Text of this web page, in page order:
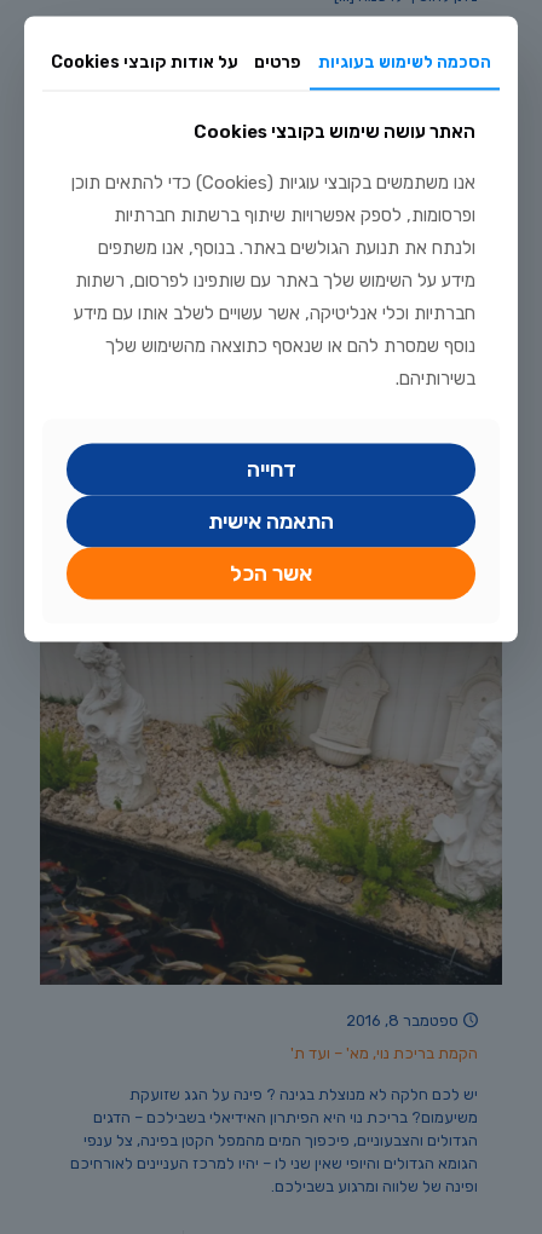
99 לקריאה נוספת
בריכה קטנה מבטון יצוק, עם מספר דגים וצמח נוי, יכולה להיות
תוספת ירוקה ונהדרת לחצר שלכם, לכניסה לבית או אפילו לגג.
מחפשים רעיונות מקוריים אחרים[…]
לקריאה נוספת
ספטמבר 8, 2016
הקמת בריכת נוי, מא' – ועד ת'
יש לכם חלקה לא מנוצלת בגינה ? פינה על הגג שזועקת
משיעמום? בריכת נוי היא הפיתרון האידיאלי בשבילכם – הדגים
הגדולים והצבעוניים, פיכפוך המים מהמפל הקטן בפינה, צל ענפי
הגומא הגדולים והיופי שאין שני לו – יהיו למרכז העניינים לאורחיכם
ופינה של שלווה ומרגוע בשבילכם.
הסכמה לשימוש בעוגיות פרטים על אודות קובצי Cookies
האתר עושה שימוש בקובצי Cookies
אנו משתמשים בקובצי עוגיות (Cookies) כדי להתאים תוכן
ופרסומות, לספק אפשרויות שיתוף ברשתות חברתיות
ולנתח את תנועת הגולשים באתר. בנוסף, אנו משתפים
מידע על השימוש שלך באתר עם שותפינו לפרסום, רשתות
חברתיות וכלי אנליטיקה, אשר עשויים לשלב אותו עם מידע
נוסף שמסרת להם או שנאסף כתוצאה מהשימוש שלך
בשירותיהם.
דחייה
התאמה אישית
אשר הכל